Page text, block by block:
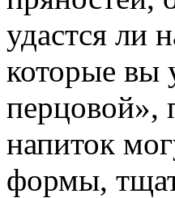
удастся ли
которые вы
перцовой»,
напиток
формы,